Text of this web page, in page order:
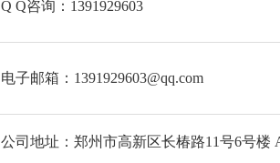
Q Q咨询：1391929603
电子邮箱：1391929603@qq.com
公司地址：郑州市高新区长椿路11号6号楼